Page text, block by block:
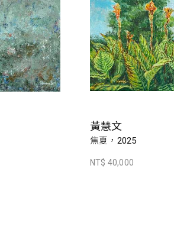
黃慧文
焦夏，2025
NT$ 40,000